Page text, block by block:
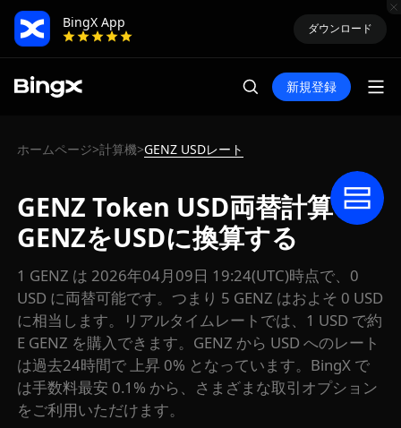
BingX App
ダウンロード
新規登録
ホームページ>計算機>GENZ USDレート
GENZ Token USD両替計算：
GENZをUSDに換算する
1 GENZ は 2026年04月09日 19:24(UTC)時点で、0
USD に両替可能です。つまり 5 GENZ はおよそ 0 USD
に相当します。リアルタイムレートでは、1 USD で約
E GENZ を購入できます。GENZ から USD へのレート
は過去24時間で 上昇 0% となっています。BingX で
は手数料最安 0.1% から、さまざまな取引オプション
をご利用いただけます。